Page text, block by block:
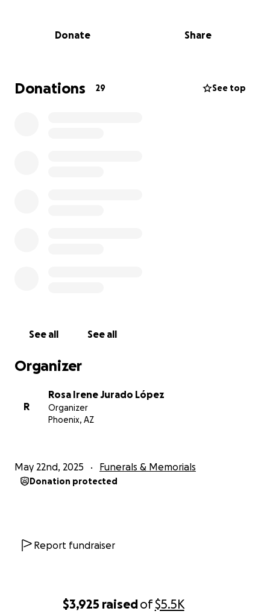
$3,925 raisedof$5.5K
Si puedes contribuir, cualquier donación será un
momento difícil.
Gracias por tu apoyo.
Donate Share
Donations 29 See top
See all See all
Organizer
R
Rosa Irene Jurado López
Organizer
Phoenix, AZ
May 22nd, 2025 Funerals & Memorials
Donation protected
Report fundraiser